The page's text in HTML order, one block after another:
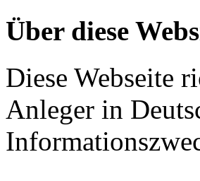
Über diese
Diese Webseite
Anleger in